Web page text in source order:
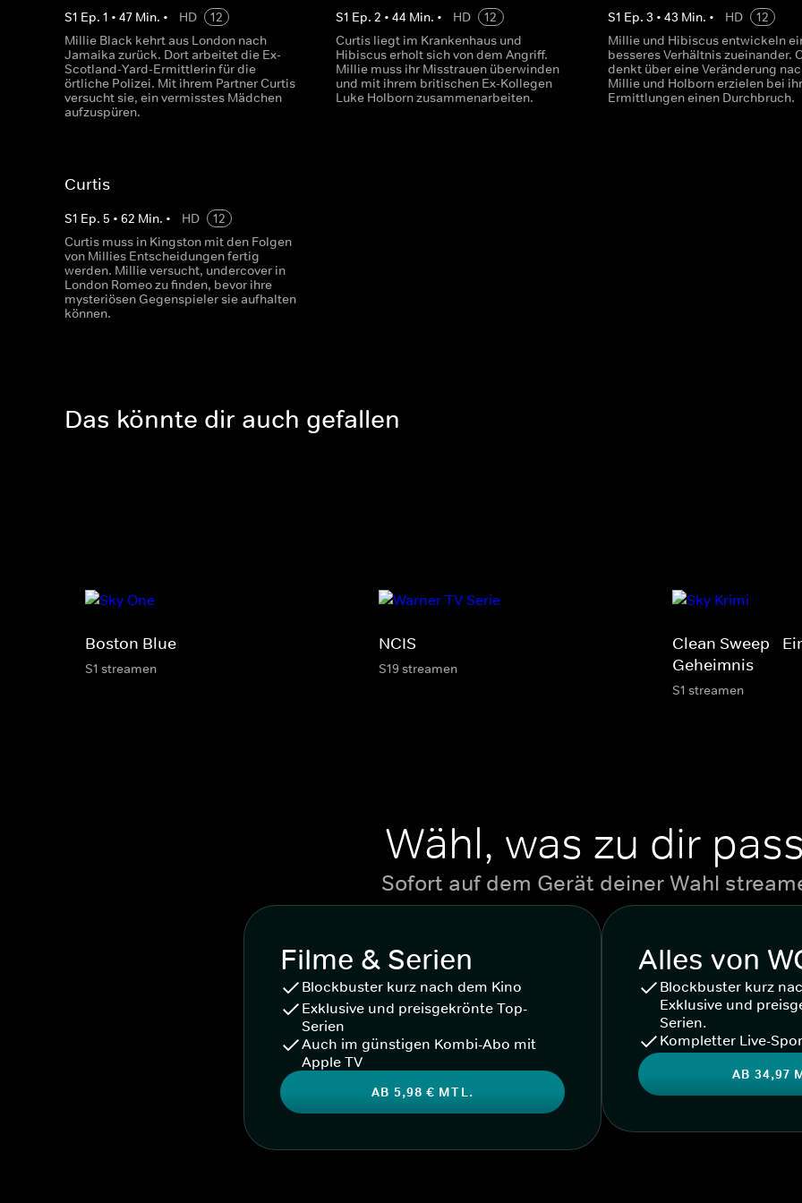
S1 Ep. 1 • 47 Min. • HD
12
Millie Black kehrt aus London nach
Jamaika zurück. Dort arbeitet die Ex-
Scotland-Yard-Ermittlerin für die
örtliche Polizei. Mit ihrem Partner Curtis
versucht sie, ein vermisstes Mädchen
aufzuspüren.
S1 Ep.2 •44 Min. • HD
12
Curtis liegt im Krankenhaus und
Hibiscus erholt sich von dem Angriff.
Millie muss ihr Misstrauen überwinden
und mit ihrem britischen Ex-Kollegen
Luke Holborn zusammenarbeiten.
S1 Ep. 3 • 43 Min. • HD
12
Millie und Hibiscus entwickeln
besseres Verhältnis zueinander.
denkt über eine Veränderung
Millie und Holborn erzielen bei
Ermittlungen einen Durchbruch.
Curtis
S1 Ep. 5 • 62 Min. • HD
12
Curtis muss in Kingston mit den Folgen
von Millies Entscheidungen fertig
werden. Millie versucht, undercover in
London Romeo zu finden, bevor ihre
mysteriösen Gegenspieler sie aufhalten
können.
Das könnte dir auch gefallen
Boston Blue
S1 streamen
NCIS
S19 streamen
Clean Sweep -
Geheimnis
S1 streamen
Wähl, was zu dir
Sofort auf dem Gerät deiner Wahl
Filme & Serien
Blockbuster kurz nach dem Kino
Exklusive und preisgekrönte Top-
Serien
Auch im günstigen Kombi-Abo mit
Apple TV
AB 5,98 € MTL.
Alles von
Blockbuster kurz
Exklusive und
Serien.
Kompletter Live-
AB 34,97